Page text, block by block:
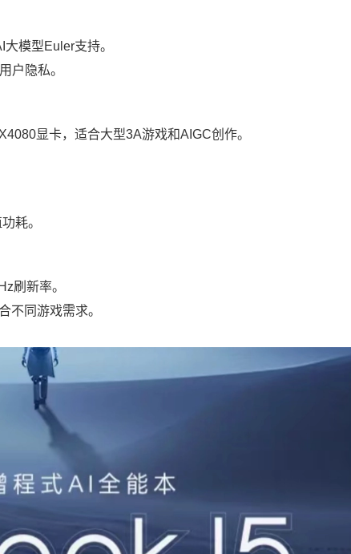
模型Euler支持。
户隐私。
显卡，适合大型3A游戏和AIGC创作。
耗。
刷新率。
不同游戏需求。